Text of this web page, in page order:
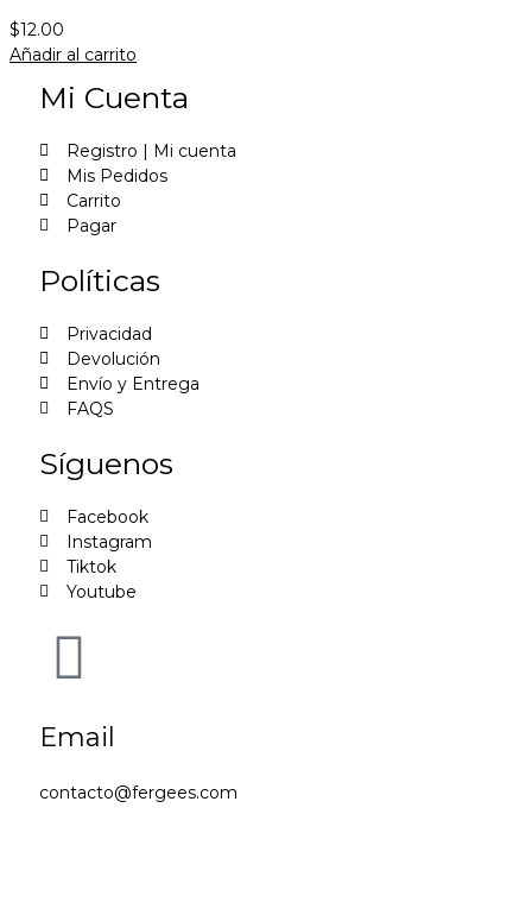
$12.00
Añadir al carrito
Mi Cuenta
Registro | Mi cuenta
Mis Pedidos
Carrito
Pagar
Políticas
Privacidad
Devolución
Envío y Entrega
FAQS
Síguenos
Facebook
Instagram
Tiktok
Youtube
Email
contacto@fergees.com